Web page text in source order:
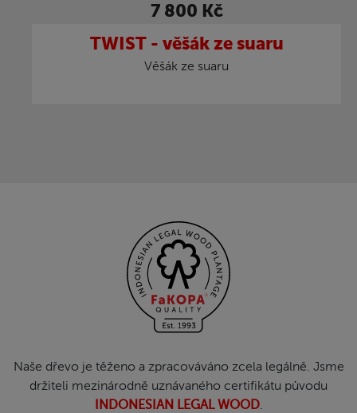
7 800 Kč
TWIST - věšák ze suaru
Věšák ze suaru
Naše dřevo je těženo a zpracováváno zcela legálně. Jsme
držiteli mezinárodně uznávaného certifikátu původu
INDONESIAN LEGAL WOOD.